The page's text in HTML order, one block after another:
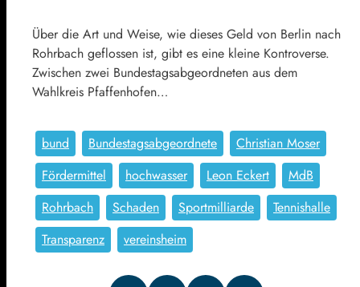
Über die Art und Weise, wie dieses Geld von Berlin nach
Rohrbach geflossen ist, gibt es eine kleine Kontroverse.
Zwischen zwei Bundestagsabgeordneten aus dem
Wahlkreis Pfaffenhofen…
bund Bundestagsabgeordnete
Christian Moser
Fördermittel
hochwasser Leon Eckert
MdB
Rohrbach
Schaden Sportmilliarde
Tennishalle
Transparenz
vereinsheim